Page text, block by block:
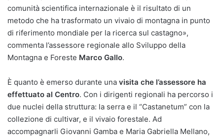
comunità scientifica internazionale è il risultato di un
metodo che ha trasformato un vivaio di montagna in punto
di riferimento mondiale per la ricerca sul castagno»,
commenta l’assessore regionale allo Sviluppo della
Montagna e Foreste Marco Gallo.
È quanto è emerso durante una visita che l’assessore ha
effettuato al Centro. Con i dirigenti regionali ha percorso i
due nuclei della struttura: la serra e il “Castanetum” con la
collezione di cultivar, e il vivaio forestale. Ad
accompagnarli Giovanni Gamba e Maria Gabriella Mellano,